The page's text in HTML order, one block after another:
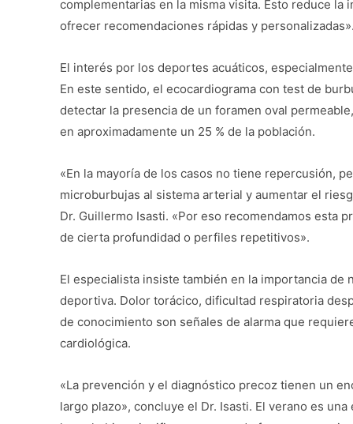
complementarias en la misma visita. Esto reduce
ofrecer recomendaciones rápidas y
El interés por los deportes acuáticos,
En este sentido, el ecocardiograma con test de
detectar la presencia de un foramen oval
en aproximadamente un 25 % de la población.
«En la mayoría de los casos no tiene repercusión,
microburbujas al sistema arterial y aumentar el
Dr. Guillermo Isasti. «Por eso recomendamos esta
de cierta profundidad o perfiles repetitivos».
El especialista insiste también en la importancia
deportiva. Dolor torácico, dificultad respiratoria
de conocimiento son señales de alarma que
cardiológica.
«La prevención y el diagnóstico precoz tienen un
largo plazo», concluye el Dr. Isasti. El verano es